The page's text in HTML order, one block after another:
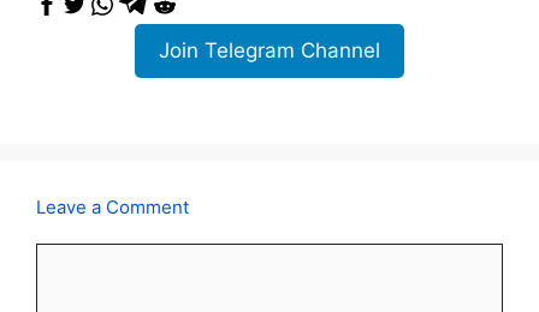
Join Telegram Channel
Leave a Comment